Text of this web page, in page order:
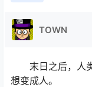
TOWN
末日之后，人
想变成人。